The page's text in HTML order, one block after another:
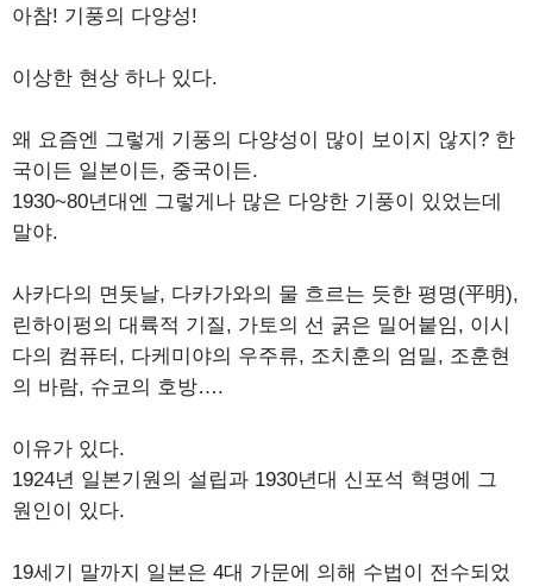
아참! 기풍의 다양성!
이상한 현상 하나 있다.
왜 요즘엔 그렇게 기풍의 다양성이 많이 보이지 않지? 한
국이든 일본이든, 중국이든.
1930~80년대엔 그렇게나 많은 다양한 기풍이 있었는데
말야.
사카다의 면돗날, 다카가와의 물 흐르는 듯한 평명(平明),
린하이펑의 대륙적 기질, 가토의 선 굵은 밀어붙임, 이시
다의 컴퓨터, 다케미야의 우주류, 조치훈의 엄밀, 조훈현
의 바람, 슈코의 호방….
이유가 있다.
1924년 일본기원의 설립과 1930년대 신포석 혁명에 그
원인이 있다.
19세기 말까지 일본은 4대 가문에 의해 수법이 전수되었